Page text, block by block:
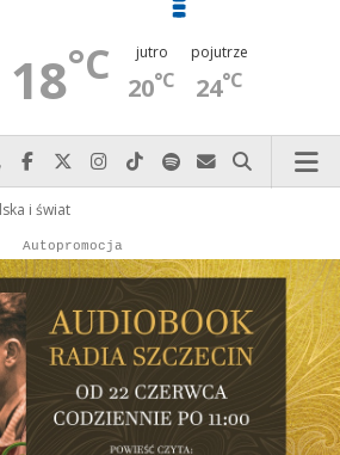
18°C jutro
20°C
pojutrze
24°C
Najlepiej po prostu do nas zadzwoń
Odwiedź nas na Facebook-u
Odwiedź nas na X
Odwiedź nas na Instagram-ie
Odwiedź nas na TikTok-u
Szukaj nas na Spotify
Wyślij do nas
Szukaj
i świat
Reklama
Autopromocja